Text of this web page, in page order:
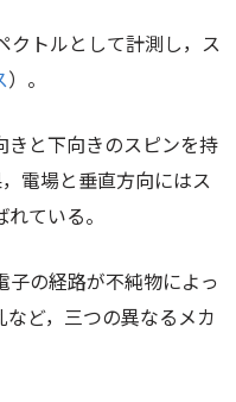
クトルとして計測し，ス
）。
きと下向きのスピンを持
電場と垂直方向にはス
ている。
の経路が不純物によっ
ど，三つの異なるメカ